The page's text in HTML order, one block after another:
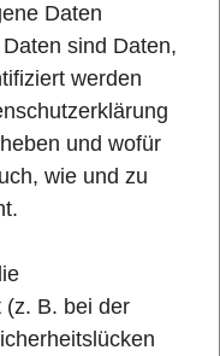
Daten
sind Daten,
werden
und wofür
wie und zu
(z. B. bei der